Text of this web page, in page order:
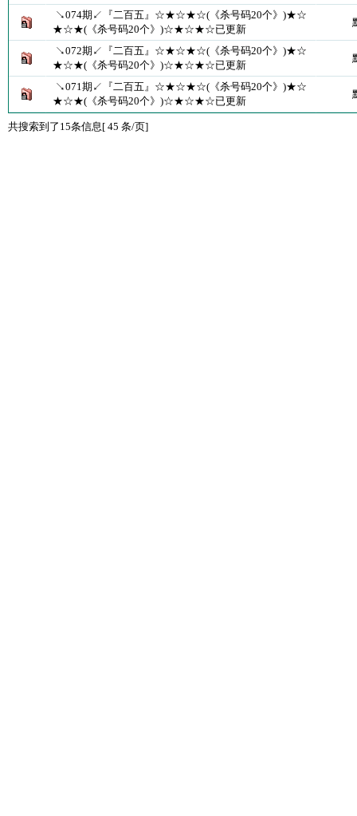
↘074期↙『二百五』☆★☆★☆(《杀号码20个》)★☆
★☆★(《杀号码20个》)☆★☆★☆已更新
↘072期↙『二百五』☆★☆★☆(《杀号码20个》)★☆
★☆★(《杀号码20个》)☆★☆★☆已更新
↘071期↙『二百五』☆★☆★☆(《杀号码20个》)★☆
★☆★(《杀号码20个》)☆★☆★☆已更新
共搜索到了15条信息[ 45 条/页]